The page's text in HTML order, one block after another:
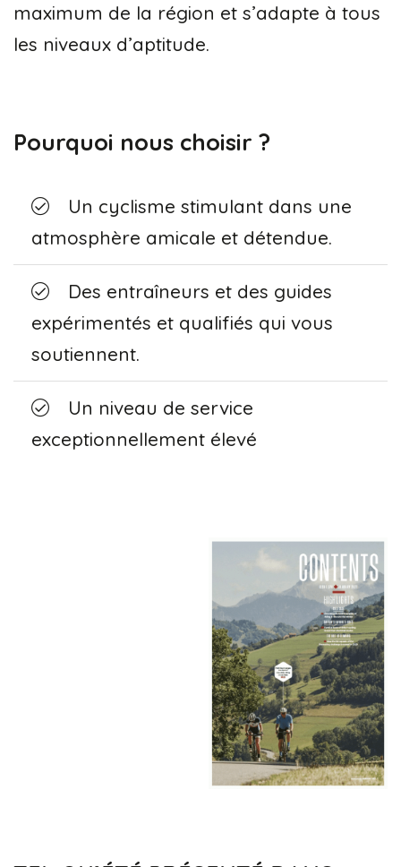
maximum de la région et s’adapte à tous
les niveaux d’aptitude.
Pourquoi nous choisir ?
Un cyclisme stimulant dans une
atmosphère amicale et détendue.
Des entraîneurs et des guides
expérimentés et qualifiés qui vous
soutiennent.
Un niveau de service
exceptionnellement élevé